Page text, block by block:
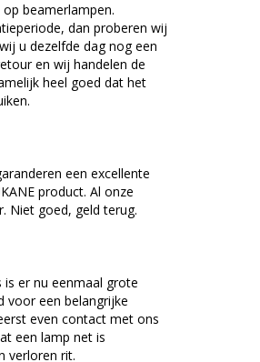
beamerlampen.
dan proberen wij
u dezelfde dag nog een
en wij handelen de
heel goed dat het
een excellente
product. Al onze
Niet goed, geld terug.
er nu eenmaal grote
voor een belangrijke
even contact met ons
een lamp net is
verloren rit.